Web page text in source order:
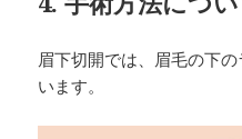
眉下切開では、眉毛の下
います。